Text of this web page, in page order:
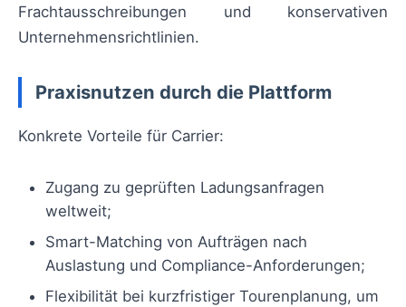
Frachtausschreibungen und konservativen
Unternehmensrichtlinien.
Praxisnutzen durch die Plattform
Konkrete Vorteile für Carrier:
Zugang zu geprüften Ladungsanfragen
weltweit;
Smart-Matching von Aufträgen nach
Auslastung und Compliance-Anforderungen;
Flexibilität bei kurzfristiger Tourenplanung, um